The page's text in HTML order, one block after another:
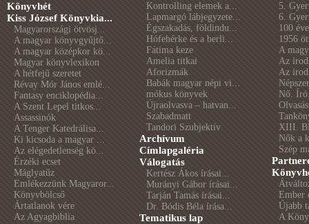
Könyvhét
Kiss József Könyvkia...
Magyarországi ötvösj...
A magyar könyvgyűjtő...
A magyar középkor kö...
Magyar könyvlexikon
A hétfejű szeretet
Révay Mór János emlé...
Fantasy enciklopédia...
A Szent Lepel titkos...
Assassinók
A Tenger Katedrálisa...
Ki kicsoda a magyar ...
Az elégedetlenség kö...
Érzéki ecset
Máglyatűz
Emlékezzünk Magyaror...
Könyvbölcső
Ártatlanok vére
Az Agyagbiblia
Kontrolling elemek a...
Lapmargó lábjegyzete...
Égszakadás, földindu...
Hófehérke és a berli...
Fátima keze
Amelia titkai
Aforizmák
Babák magyar népi vi...
mókus könyvek
Újraolvasva – hatvan...
Szabadmatt
Tandori Szubjektív
Archívum
Címlapgaléria
Válogatás
Kertész Ákos írásai...
Murányi Gábor írásai...
Tarján Tamás írásai...
Dr. Bódis Béla írása...
Tematikus lap
5.
6.
100
1956
A
Az
Az
Nő.
XIII.
Nők a
Szép
Ember
Újabb
A